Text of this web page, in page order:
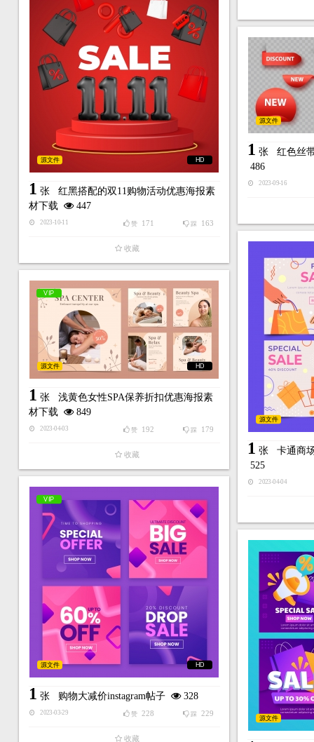
HD
源文件
1 张 红黑搭配的双11购物活动优惠海报素
材下载
447
2023-10-11 踩 163
赞 171
收藏
源文件
1 张 红色丝
486
2023-09-16
源文件
1 张 卡通商
525
2023-04-04
VIP
HD
源文件
1 张 浅黄色女性SPA保养折扣优惠海报素
材下载
849
2023-04-03 踩 179
赞 192
收藏
VIP
HD
源文件
1 张 购物大减价instagram帖子 328
2023-03-29 踩 229
赞 228
收藏
源文件